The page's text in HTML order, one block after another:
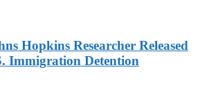
Hopkins Researcher Released
Immigration Detention